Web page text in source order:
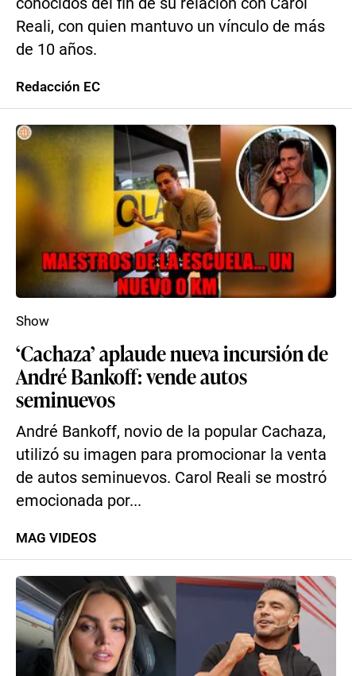
Reali, con quien mantuvo un vínculo de más
de 10 años.
Redacción EC
‘Cachaza’ aplaude nueva incursión de
André Bankoff: vende autos
seminuevos
André Bankoff, novio de la popular Cachaza,
utilizó su imagen para promocionar la venta
de autos seminuevos. Carol Reali se mostró
emocionada por...
Show
MAG VIDEOS